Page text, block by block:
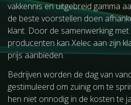
vakkennis en uitgebreid gamma
de beste voorstellen doen
klant. Door de samenwerking
producenten kan Xelec aan zijn
prijs aanbieden.
Bedrijven worden de dag van
gestimuleerd om zuinig om te
hen niet onnodig in de kosten te